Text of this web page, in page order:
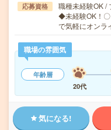
応募資格
職種未経験OK /
◆未経験OK！〇
で気軽にオン
職場の雰囲気
年齢層
20代
気になる!